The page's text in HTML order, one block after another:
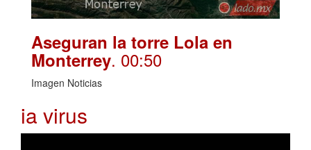
Aseguran la torre Lola en
Monterrey. 00:50
Imagen Noticias
ia virus